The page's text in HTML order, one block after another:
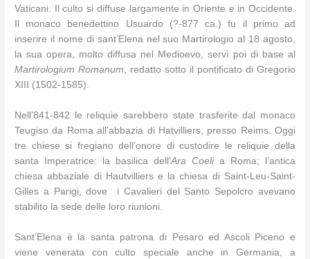
Vaticani. Il culto si diffuse largamente in Oriente e in Occidente.
Il monaco benedettino Usuardo (?-877 ca.) fu il primo ad
inserire il nome di sant’Elena nel suo Martirologio al 18 agosto,
la sua opera, molto diffusa nel Medioevo, servì poi di base al
Martirologium Romanum , redatto sotto il pontificato di Gregorio
XIII (1502-1585).
Nell’841-842 le reliquie sarebbero state trasferite dal monaco
Teugiso da Roma all’abbazia di Hatvilliers, presso Reims. Oggi
tre chiese si fregiano dell’onore di custodire le reliquie della
santa Imperatrice: la basilica dell’Ara Coelia Roma; l’antica
chiesa abbaziale di Hautvilliers e la chiesa di Saint-Leu-Saint-
Gilles a Parigi, dove i Cavalieri del Santo Sepolcro avevano
stabilito la sede delle loro riunioni.
Sant’Elena è la santa patrona di Pesaro ed Ascoli Piceno e
viene venerata con culto speciale anche in Germania, a